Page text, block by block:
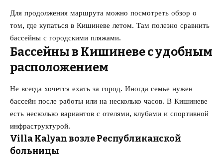
Для продолжения маршрута можно посмотреть обзор о
том, где купаться в Кишиневе летом. Там полезно сравнить
бассейны с городскими пляжами.
Бассейны в Кишиневе с удобным
расположением
Не всегда хочется ехать за город. Иногда семье нужен
бассейн после работы или на несколько часов. В Кишиневе
есть несколько вариантов с отелями, клубами и спортивной
инфраструктурой.
Villa Kalyan возле Республиканской
больницы